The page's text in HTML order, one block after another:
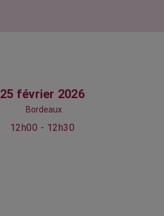
25 février 2026
Bordeaux
12h00 - 12h30